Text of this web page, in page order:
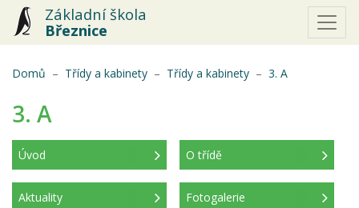
Základní škola
Březnice
Domů Třídy a kabinety Třídy a kabinety 3. A(aktuální)
3. A
Úvod
(aktuální)
O třídě
Aktuality Fotogalerie